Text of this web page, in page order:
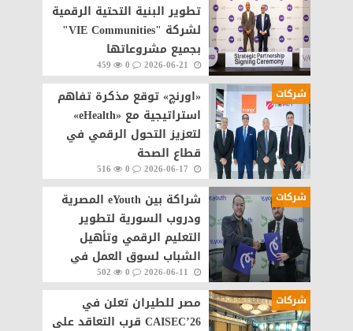
تطوير البنية التحتية الرقمية
لشركة "VIE Communities"
بجميع مشروعاتها
0
459
شركات
«اورنچ» توقع مذكرة تفاهم
استراتيجية مع «eHealth»
لتعزيز التحول الرقمي في
قطاع الصحة
0
516
شركات
شراكة بين eYouth المصرية
ودروب السورية لتطوير
التعليم الرقمي وتأهيل
الشباب لسوق العمل في
سوريا
0
502
شركات
مصر للطيران تعلن في
CAISEC’26 قرب التعاقد على